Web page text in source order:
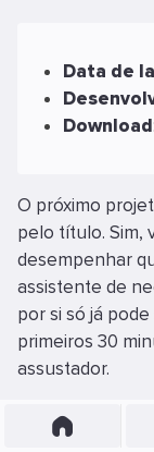
Data de
Download
O próximo
pelo título. Sim,
desempenhar
assistente de
por si só já
primeiros 30
assustador.
No novo